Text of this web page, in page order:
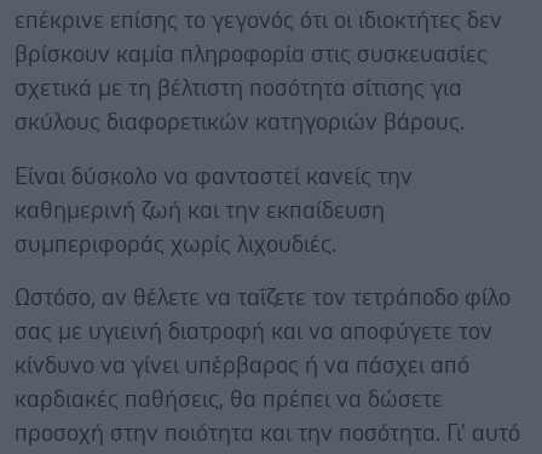
επέκρινε επίσης το γεγονός ότι οι ιδιοκτήτες δεν
βρίσκουν καμία πληροφορία στις συσκευασίες
σχετικά με τη βέλτιστη ποσότητα σίτισης για
σκύλους διαφορετικών κατηγοριών βάρους.
Είναι δύσκολο να φανταστεί κανείς την
καθημερινή ζωή και την εκπαίδευση
συμπεριφοράς χωρίς λιχουδιές.
Ωστόσο, αν θέλετε να ταΐζετε τον τετράποδο φίλο
σας με υγιεινή διατροφή και να αποφύγετε τον
κίνδυνο να γίνει υπέρβαρος ή να πάσχει από
καρδιακές παθήσεις, θα πρέπει να δώσετε
προσοχή στην ποιότητα και την ποσότητα. Γι' αυτό